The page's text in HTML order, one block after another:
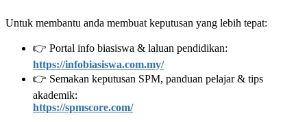
Untuk membantu anda membuat keputusan yang lebih tepat:
👉 Portal info biasiswa & laluan pendidikan:
https://infobiasiswa.com.my/
👉 Semakan keputusan SPM, panduan pelajar & tips
akademik:
https://spmscore.com/